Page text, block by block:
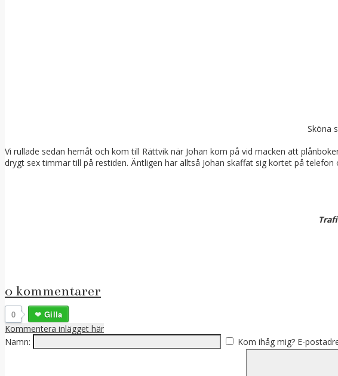
Sköna
Vi rullade sedan hemåt och kom till Rättvik när Johan kom på vid macken att
drygt sex timmar till på restiden. Äntligen har alltså Johan skaffat sig kortet på
0 kommentarer
0
Gilla
Kommentera inlägget här
Namn:
Kom ihåg mig? E-